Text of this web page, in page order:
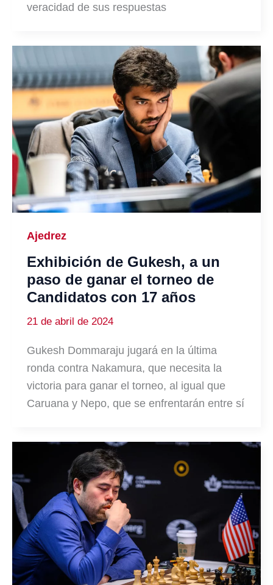
veracidad de sus respuestas
Ajedrez
Exhibición de Gukesh, a un
paso de ganar el torneo de
Candidatos con 17 años
21 de abril de 2024
Gukesh Dommaraju jugará en la última
ronda contra Nakamura, que necesita la
victoria para ganar el torneo, al igual que
Caruana y Nepo, que se enfrentarán entre sí